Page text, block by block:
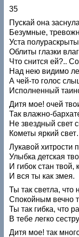
35
Пускай она
Безумные,
Уста
Облиты глазки
Что снится ей?..
Над нею видимо
А чей-то голос
Исполненный
Дитя мое! очей
Так влажно-
Не звездный свет
Кометы яркий
Лукавой хитрости
Улыбка детская
И гибок стан твой,
И вся ты как змея.
Ты так светла, что
Спокойным вечно
Ты так гибка, что
В тебе легко
Дитя мое! так